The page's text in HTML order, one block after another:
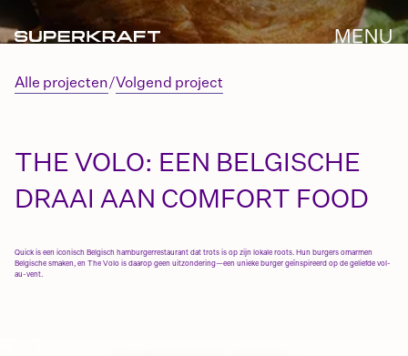
THE VOLO: EEN BELGISCHE
DRAAI AAN COMFORT FOOD
Quick is een iconisch Belgisch hamburgerrestaurant dat trots is op zijn lokale roots. Hun burgers omarmen
Belgische smaken, en The Volo is daarop geen uitzondering—een unieke burger geïnspireerd op de geliefde vol-
au-vent.
Alle projecten/Volgend project